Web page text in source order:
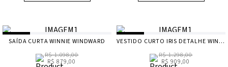
SAÍDA CURTA WINNIE WINDWARD
R$ 1.098,00
R$ 879,00
VESTIDO CURTO IRIS DETALHE WINDWARD
R$ 1.298,00
R$ 909,00